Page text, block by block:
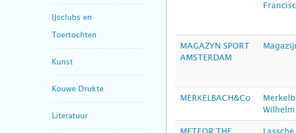
IJsclubs en
Toertochten
Kunst
Kouwe Drukte
Literatuur
MAGAZYN SPORT
AMSTERDAM
MERKELBACH&Co